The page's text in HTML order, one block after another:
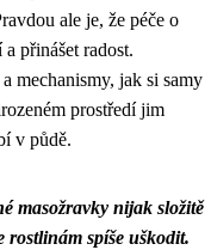
ale je, že péče o
přinášet radost.
mechanismy, jak si samy
prostředí jim
v půdě.
masožravky nijak složitě
rostlinám spíše uškodit.